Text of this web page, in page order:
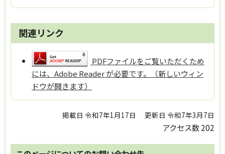
関連リンク
PDFファイルをご覧いただくため
には、Adobe Reader が必要です。（新しいウィン
ドウが開きます）
掲載日 令和7年1月17日 更新日 令和7年3月7日
アクセス数202